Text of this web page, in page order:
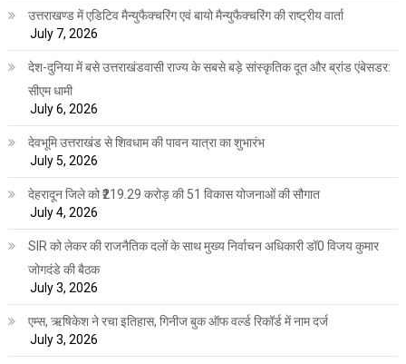
उत्तराखण्ड में एडिटिव मैन्युफैक्चरिंग एवं बायो मैन्युफैक्चरिंग की राष्ट्रीय वार्ता
July 7, 2026
देश-दुनिया में बसे उत्तराखंडवासी राज्य के सबसे बड़े सांस्कृतिक दूत और ब्रांड एंबेसडर:
सीएम धामी
July 6, 2026
देवभूमि उत्तराखंड से शिवधाम की पावन यात्रा का शुभारंभ
July 5, 2026
देहरादून जिले को ₹219.29 करोड़ की 51 विकास योजनाओं की सौगात
July 4, 2026
SIR को लेकर की राजनैतिक दलों के साथ मुख्य निर्वाचन अधिकारी डॉ0 विजय कुमार
जोगदंडे की बैठक
July 3, 2026
एम्स, ऋषिकेश ने रचा इतिहास, गिनीज बुक ऑफ वर्ल्ड रिकॉर्ड में नाम दर्ज
July 3, 2026